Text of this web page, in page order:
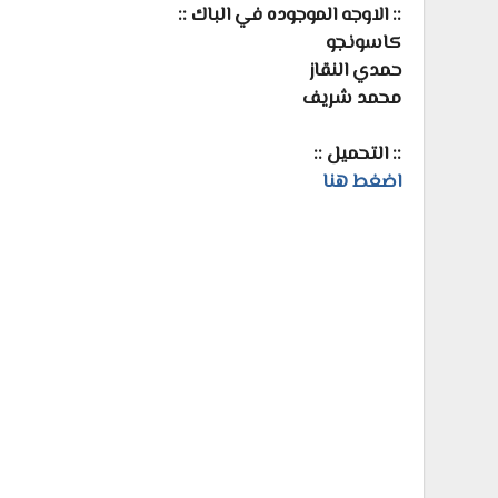
:: الاوجه الموجوده في الباك ::
كاسونجو
حمدي النقاز
محمد شريف
:: التحميل ::
اضغط هنا